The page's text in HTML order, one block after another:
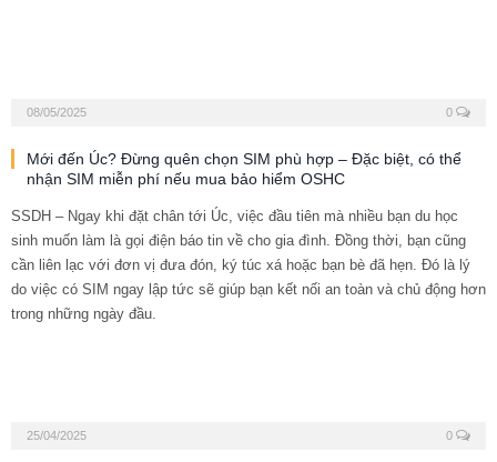
08/05/2025 0
Mới đến Úc? Đừng quên chọn SIM phù hợp – Đặc biệt, có thể
nhận SIM miễn phí nếu mua bảo hiểm OSHC
SSDH – Ngay khi đặt chân tới Úc, việc đầu tiên mà nhiều bạn du học
sinh muốn làm là gọi điện báo tin về cho gia đình. Đồng thời, bạn cũng
cần liên lạc với đơn vị đưa đón, ký túc xá hoặc bạn bè đã hẹn. Đó là lý
do việc có SIM ngay lập tức sẽ giúp bạn kết nối an toàn và chủ động hơn
trong những ngày đầu.
25/04/2025 0